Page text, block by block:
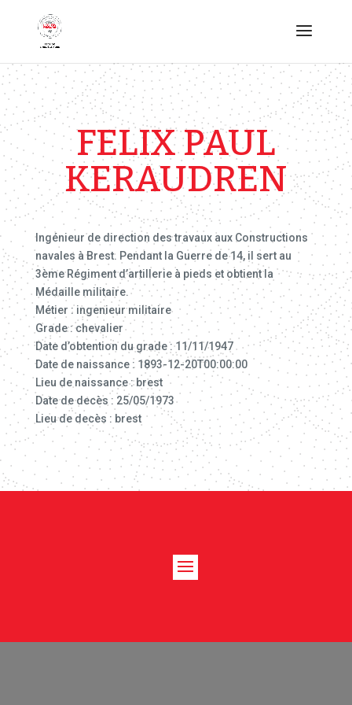
FELIX PAUL
KERAUDREN
Ingénieur de direction des travaux aux Constructions
navales à Brest. Pendant la Guerre de 14, il sert au
3ème Régiment d’artillerie à pieds et obtient la
Médaille militaire.
Métier : ingenieur militaire
Grade : chevalier
Date d’obtention du grade : 11/11/1947
Date de naissance : 1893-12-20T00:00:00
Lieu de naissance : brest
Date de decès : 25/05/1973
Lieu de decès : brest